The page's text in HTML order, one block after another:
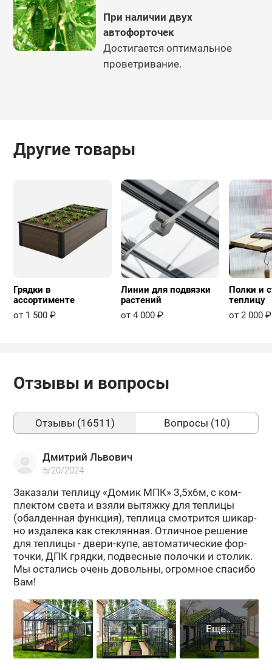
При наличии двух
автофорточек
Достигается оптимальное
проветривание.
Другие товары
Грядки в
ассортименте
от 1 500 ₽
Линии для подвязки
растений
от 4 000 ₽
Полки и
теплицу
от 2 000 ₽
Отзывы и вопросы
Отзывы (16511) Вопросы (10)
Дмитрий Львович
5/20/2024
За­ка­за­ли теп­ли­цу «Домик МПК» 3,5х6м, с ком­
плек­том света и взяли вы­тяж­ку для теп­ли­цы
(обал­ден­ная функ­ция), теп­ли­ца смот­рит­ся ши­кар­
но из­да­ле­ка как стек­лян­ная. От­лич­ное ре­ше­ние
для теп­ли­цы - двери-​купе, ав­то­ма­ти­че­ские фор­
точ­ки, ДПК гряд­ки, под­вес­ные по­лоч­ки и сто­лик.
Мы оста­лись очень до­воль­ны, огром­ное спа­си­бо
Вам!